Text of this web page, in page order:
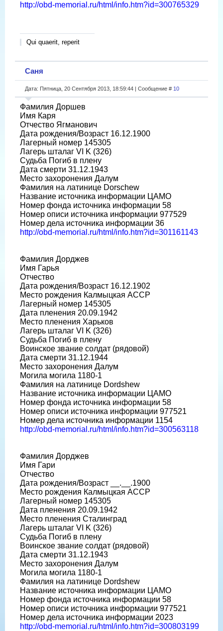
http://obd-memorial.ru/html/info.htm?id=300765329
Qui quaerit, reperit
Саня
Дата: Пятница, 20 Сентября 2013, 18:59:44 | Сообщение # 10
Фамилия Доршев
Имя Каря
Отчество Ягманович
Дата рождения/Возраст 16.12.1900
Лагерный номер 145305
Лагерь шталаг VI K (326)
Судьба Погиб в плену
Дата смерти 31.12.1943
Место захоронения Далум
Фамилия на латинице Dorschew
Название источника информации ЦАМО
Номер фонда источника информации 58
Номер описи источника информации 977529
Номер дела источника информации 36
http://obd-memorial.ru/html/info.htm?id=301161143
Фамилия Дорджев
Имя Гарья
Отчество
Дата рождения/Возраст 16.12.1902
Место рождения Калмыцкая АССР
Лагерный номер 145305
Дата пленения 20.09.1942
Место пленения Харьков
Лагерь шталаг VI K (326)
Судьба Погиб в плену
Воинское звание солдат (рядовой)
Дата смерти 31.12.1944
Место захоронения Далум
Могила могила 1180-1
Фамилия на латинице Dordshew
Название источника информации ЦАМО
Номер фонда источника информации 58
Номер описи источника информации 977521
Номер дела источника информации 1154
http://obd-memorial.ru/html/info.htm?id=300563118
Фамилия Дорджев
Имя Гари
Отчество
Дата рождения/Возраст __.__.1900
Место рождения Калмыцкая АССР
Лагерный номер 145305
Дата пленения 20.09.1942
Место пленения Сталинград
Лагерь шталаг VI K (326)
Судьба Погиб в плену
Воинское звание солдат (рядовой)
Дата смерти 31.12.1943
Место захоронения Далум
Могила могила 1180-1
Фамилия на латинице Dordshew
Название источника информации ЦАМО
Номер фонда источника информации 58
Номер описи источника информации 977521
Номер дела источника информации 2023
http://obd-memorial.ru/html/info.htm?id=300803199